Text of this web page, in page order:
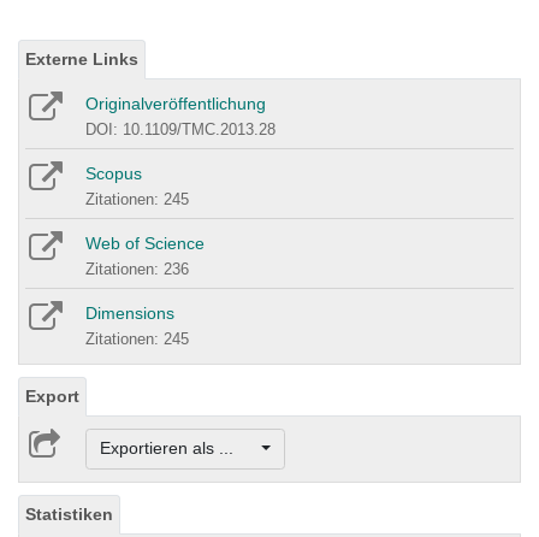
Externe Links
Originalveröffentlichung
DOI: 10.1109/TMC.2013.28
Scopus
Zitationen: 245
Web of Science
Zitationen: 236
Dimensions
Zitationen: 245
Export
Exportieren als ...
Statistiken